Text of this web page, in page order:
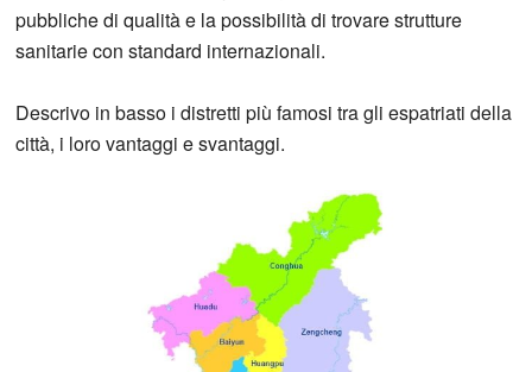
pubbliche di qualità e la possibilità di trovare strutture
sanitarie con standard internazionali.
Descrivo in basso i distretti più famosi tra gli espatriati della
città, i loro vantaggi e svantaggi.